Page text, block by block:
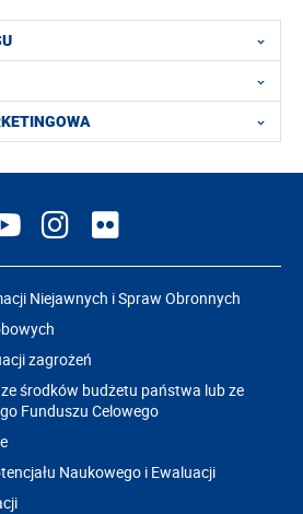
Niejawnych i Spraw Obronnych
zagrożeń
środków budżetu państwa lub ze
Funduszu Celowego
Naukowego i Ewaluacji